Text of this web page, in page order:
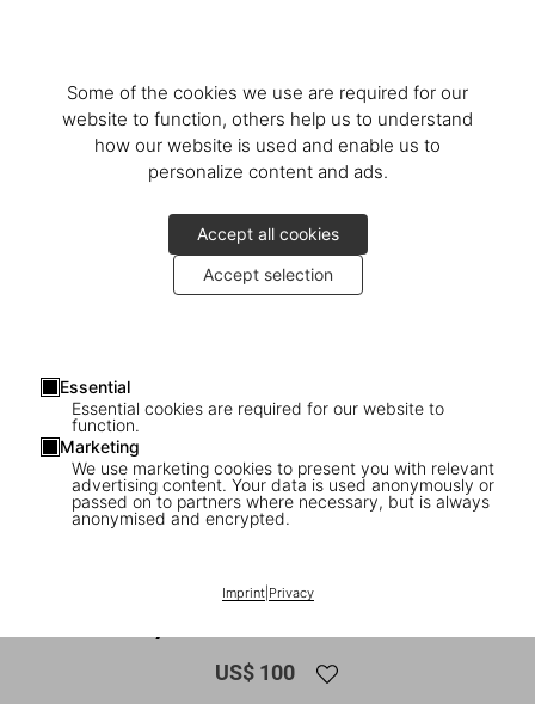
Some of the cookies we use are required for our
website to function, others help us to understand
how our website is used and enable us to
personalize content and ads.
Accept all cookies
Accept selection
Essential
Essential cookies are required for our website to
function.
Marketing
We use marketing cookies to present you with relevant
advertising content. Your data is used anonymously or
passed on to partners where necessary, but is always
anonymised and encrypted.
Imprint| Privacy
1/15
XL
US$ 100